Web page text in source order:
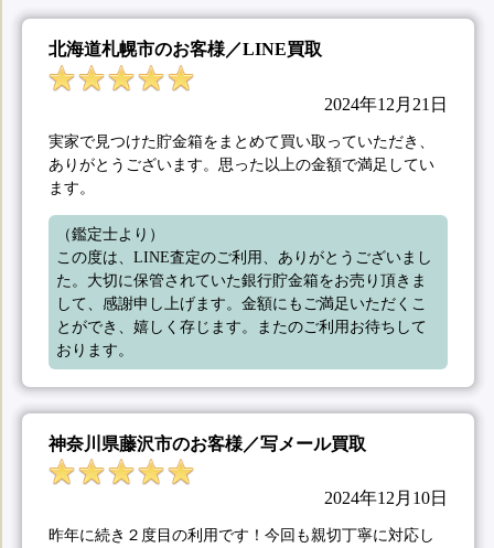
北海道札幌市のお客様／LINE買取
2024年12月21日
実家で見つけた貯金箱をまとめて買い取っていただき、
ありがとうございます。思った以上の金額で満足してい
ます。
（鑑定士より）
この度は、LINE査定のご利用、ありがとうございまし
た。大切に保管されていた銀行貯金箱をお売り頂きま
して、感謝申し上げます。金額にもご満足いただくこ
とができ、嬉しく存じます。またのご利用お待ちして
おります。
神奈川県藤沢市のお客様／写メール買取
2024年12月10日
昨年に続き２度目の利用です！今回も親切丁寧に対応し